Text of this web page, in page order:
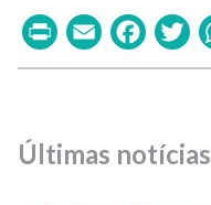
PrintEmail
Últimas notícias